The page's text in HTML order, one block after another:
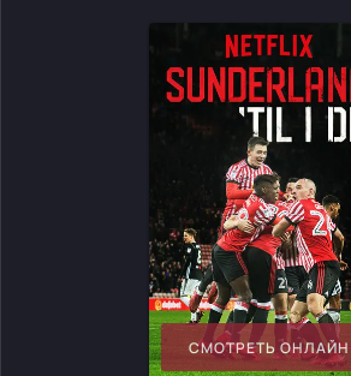
СМОТРЕТЬ ОНЛАЙН